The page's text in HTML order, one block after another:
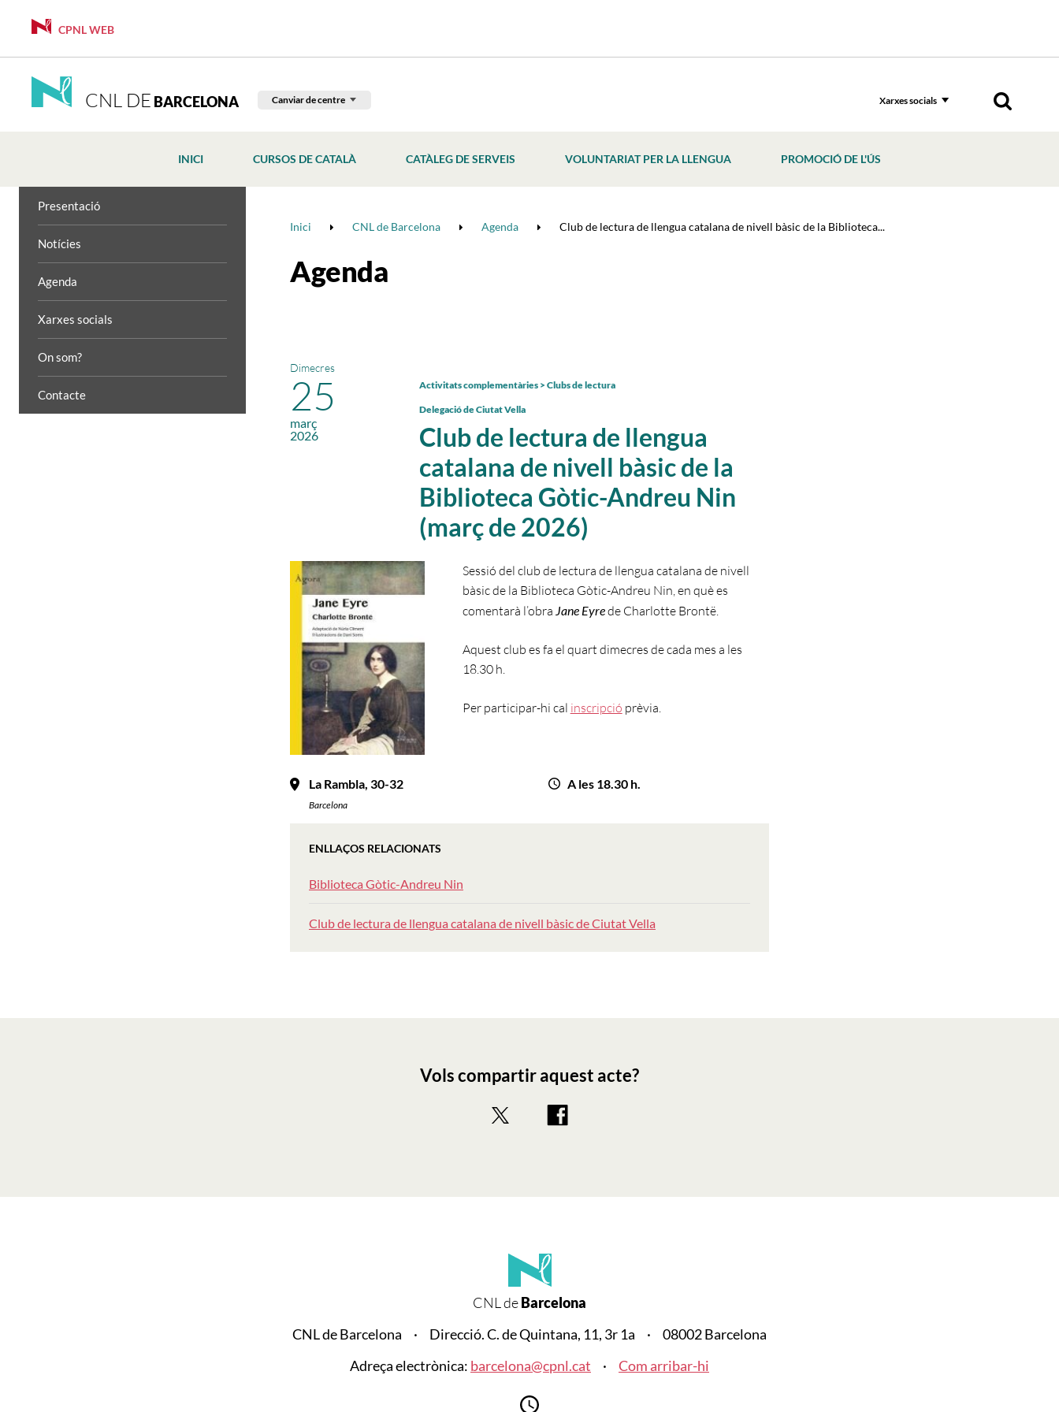
CPNL WEB
CNL DE BARCELONA Canviar de centre Xarxes socials
INICI CURSOS DE CATALÀ CATÀLEG DE SERVEIS VOLUNTARIAT PER LA LLENGUA PROMOCIÓ DE L'ÚS
Presentació
Notícies
Agenda
Xarxes socials
On som?
Contacte
Inici CNL de Barcelona Agenda Club de lectura de llengua catalana de nivell bàsic de la Biblioteca...
Agenda
Club de lectura de llengua
catalana de nivell bàsic de la
Biblioteca Gòtic-Andreu Nin
(març de 2026)
Activitats complementàries > Clubs de lectura
Delegació de Ciutat Vella
Dimecres
25
març
2026
Sessió del club de lectura de llengua catalana de nivell
bàsic de la Biblioteca Gòtic-Andreu Nin, en què es
comentarà l’obra Jane Eyrede Charlotte Brontë.
Aquest club es fa el quart dimecres de cada mes a les
18.30 h.
Per participar-hi cal inscripció prèvia.
La Rambla, 30-32
Barcelona
A les 18.30 h.
ENLLAÇOS RELACIONATS
Biblioteca Gòtic-Andreu Nin
Club de lectura de llengua catalana de nivell bàsic de Ciutat Vella
Vols compartir aquest acte?
CNL deBarcelona
CNL de Barcelona
Direcció. C. de Quintana, 11, 3r 1a
08002 Barcelona
Adreça electrònica: barcelona@cpnl.cat Com arribar-hi